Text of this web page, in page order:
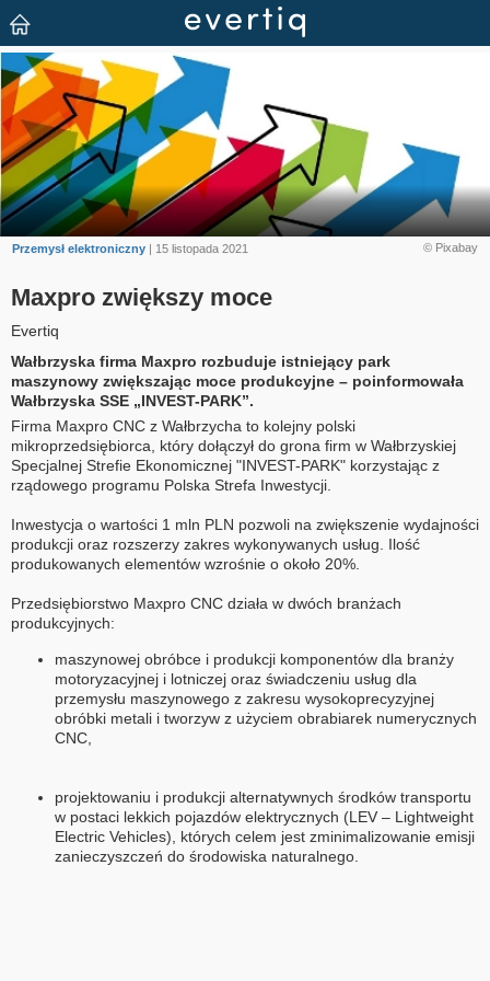
© Pixabay
Przemysł elektroniczny | 15 listopada 2021
Maxpro zwiększy moce
Evertiq
Wałbrzyska firma Maxpro rozbuduje istniejący park
maszynowy zwiększając moce produkcyjne – poinformowała
Wałbrzyska SSE „INVEST-PARK”.
Firma Maxpro CNC z Wałbrzycha to kolejny polski
mikroprzedsiębiorca, który dołączył do grona firm w Wałbrzyskiej
Specjalnej Strefie Ekonomicznej "INVEST-PARK" korzystając z
rządowego programu Polska Strefa Inwestycji.
Inwestycja o wartości 1 mln PLN pozwoli na zwiększenie wydajności
produkcji oraz rozszerzy zakres wykonywanych usług. Ilość
produkowanych elementów wzrośnie o około 20%.
Przedsiębiorstwo Maxpro CNC działa w dwóch branżach
maszynowej obróbce i produkcji komponentów dla branży
motoryzacyjnej i lotniczej oraz świadczeniu usług dla
przemysłu maszynowego z zakresu wysokoprecyzyjnej
obróbki metali i tworzyw z użyciem obrabiarek numerycznych
CNC,
projektowaniu i produkcji alternatywnych środków transportu
w postaci lekkich pojazdów elektrycznych (LEV – Lightweight
Electric Vehicles), których celem jest zminimalizowanie emisji
zanieczyszczeń do środowiska naturalnego.